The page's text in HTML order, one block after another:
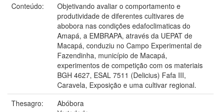
Conteúdo:
Objetivando avaliar o comportamento e
produtividade de diferentes cultivares de
abobora nas condições edafoclimaticas do
Amapá, a EMBRAPA, através da UEPAT de
Macapá, conduziu no Campo Experimental de
Fazendinha, município de Macapá,
experimentos de competição com os materiais
BGH 4627, ESAL 7511 (Delicius) Fafa III,
Caravela, Exposição e uma cultivar regional.
Thesagro:
Abóbora